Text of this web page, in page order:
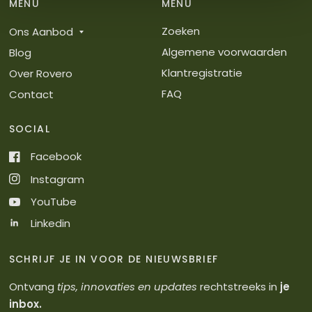
MENU
Ons Aanbod
Blog
Over Rovero
Contact
MENU
Zoeken
Algemene voorwaarden
Klantregistratie
FAQ
SOCIAL
Facebook
Instagram
YouTube
Linkedin
SCHRIJF JE IN VOOR DE NIEUWSBRIEF
Ontvang tips, innovaties en updates rechtstreeks in je
inbox.